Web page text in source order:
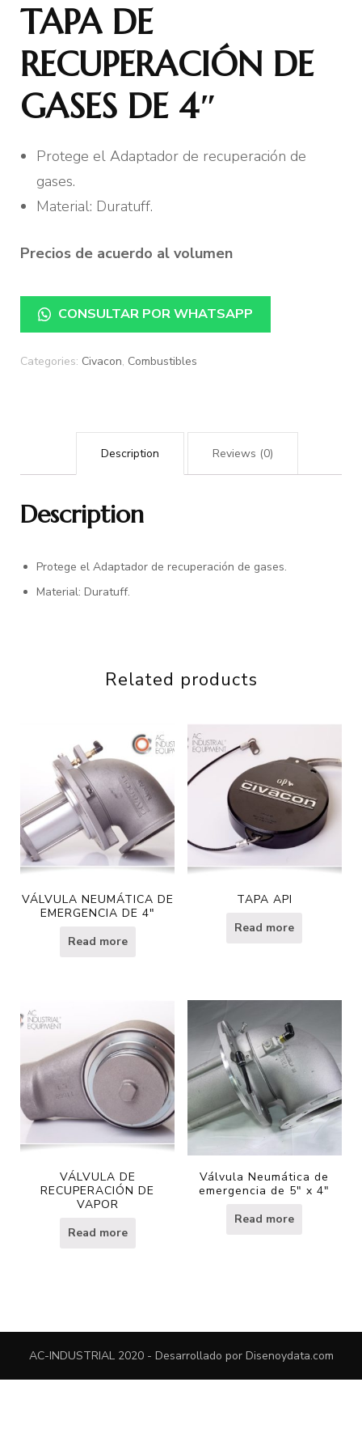
TAPA DE
RECUPERACIÓN DE
GASES DE 4″
Protege el Adaptador de recuperación de
gases.
Material: Duratuff.
Precios de acuerdo al volumen
CONSULTAR POR WHATSAPP
Categories: Civacon, Combustibles
Description Reviews (0)
Description
Protege el Adaptador de recuperación de gases.
Material: Duratuff.
Related products
VÁLVULA NEUMÁTICA DE
EMERGENCIA DE 4″
Read more
TAPA API
Read more
VÁLVULA DE
RECUPERACIÓN DE
VAPOR
Read more
Válvula Neumática de
emergencia de 5″ x 4″
Read more
AC-INDUSTRIAL 2020 - Desarrollado por Disenoydata.com